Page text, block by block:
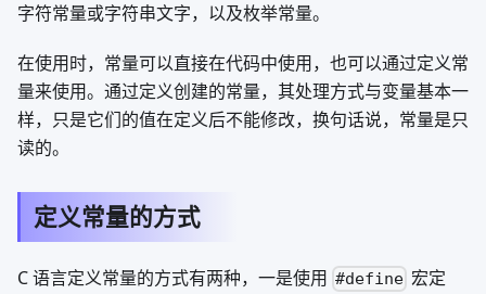
字符常量或字符串文字，以及枚举常量。
在使用时，常量可以直接在代码中使用，也可以通过定义常
量来使用。通过定义创建的常量，其处理方式与变量基本一
样，只是它们的值在定义后不能修改，换句话说，常量是只
读的。
定义常量的方式
C 语言定义常量的方式有两种，一是使用 #define 宏定